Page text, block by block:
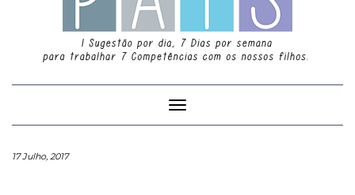
Toggle
Navigation
17 Julho, 2017